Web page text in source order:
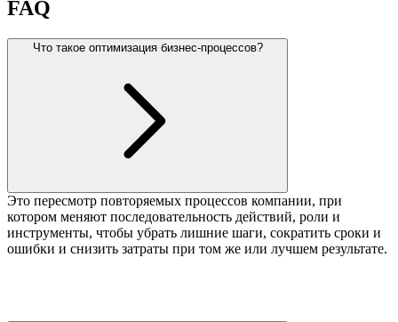
FAQ
Что такое оптимизация бизнес-процессов?
Это пересмотр повторяемых процессов компании, при
котором меняют последовательность действий, роли и
инструменты, чтобы убрать лишние шаги, сократить сроки и
ошибки и снизить затраты при том же или лучшем результате.